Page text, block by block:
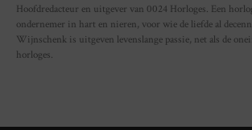
Hoofdredacteur en uitgever van 0024 Horloges. Een
ondernemer in hart en nieren, voor wie de liefde al
Wijnschenk is uitgeven levenslange passie, net als de
horloges.